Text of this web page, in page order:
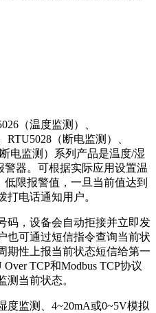
（温度监测）、
（断电监测）、
电监测）系列产品是温度/湿
警器。可根据实际应用设置温
限报警值，一旦当前值达到
打电话通知用户。
码，设备会自动拒接并立即发
也可通过短信指令查询当前状
期性上报当前状态短信给第一
TCP和Modbus TCP协议
测当前状态。
度监测、4~20mA或0~5V模拟